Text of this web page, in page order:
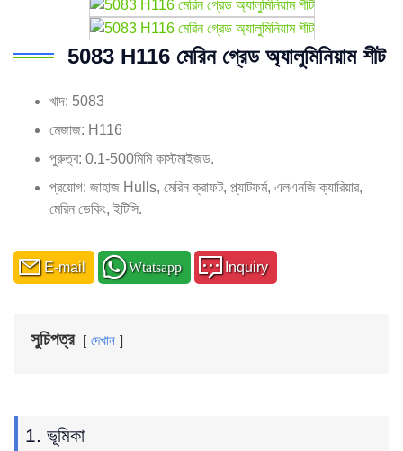
5083 H116 মেরিন গ্রেড অ্যালুমিনিয়াম শীট
খাদ: 5083
মেজাজ: H116
পুরুত্ব: 0.1-500মিমি কাস্টমাইজড.
প্রয়োগ: জাহাজ Hulls, মেরিন ক্রাফট, প্ল্যাটফর্ম, এলএনজি ক্যারিয়ার,
মেরিন ডেকিং, ইটিসি.
E-mail Wtatsapp Inquiry
সুচিপত্র দেখান
1. ভূমিকা